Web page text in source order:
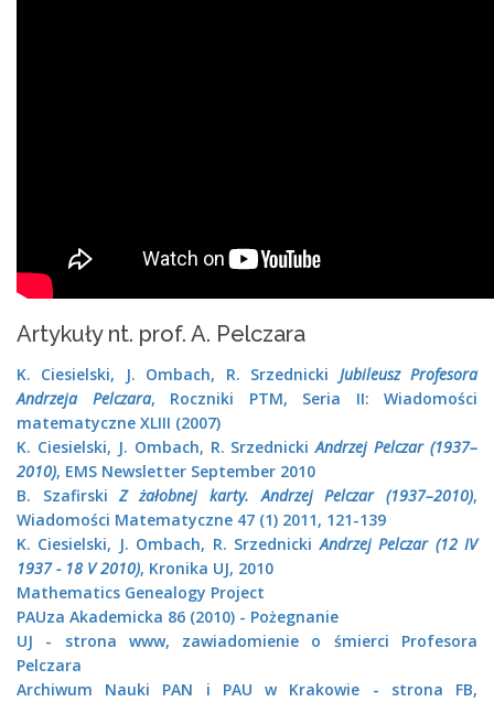
Artykuły nt. prof. A. Pelczara
K. Ciesielski, J. Ombach, R. Srzednicki Jubileusz Profesora
Andrzeja Pelczara, Roczniki PTM, Seria II: Wiadomości
matematyczne XLIII (2007)
K. Ciesielski, J. Ombach, R. SrzednickiAndrzej Pelczar (1937–
2010), EMS Newsletter September 2010
B. SzafirskiZ żałobnej karty. Andrzej Pelczar (1937–2010),
Wiadomości Matematyczne 47 (1) 2011, 121-139
K. Ciesielski, J. Ombach, R. SrzednickiAndrzej Pelczar (12 IV
1937 - 18 V 2010), Kronika UJ, 2010
Mathematics Genealogy Project
PAUza Akademicka 86 (2010) - Pożegnanie
UJ - strona www, zawiadomienie o śmierci Profesora
Pelczara
Archiwum Nauki PAN i PAU w Krakowie - strona FB,